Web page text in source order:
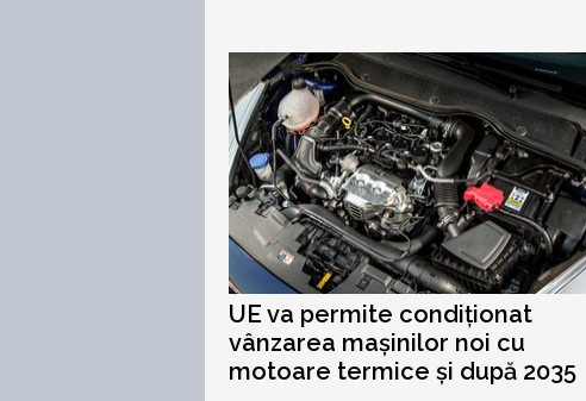
UE va permite condiționat
vânzarea mașinilor noi cu
motoare termice și după 2035